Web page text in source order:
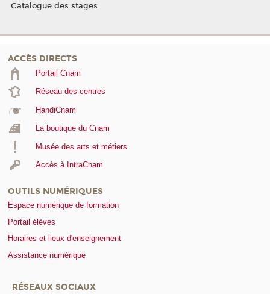
Catalogue des stages
ACCÈS DIRECTS
Portail Cnam
Réseau des centres
HandiCnam
La boutique du Cnam
Musée des arts et métiers
Accès à IntraCnam
OUTILS NUMÉRIQUES
Espace numérique de formation
Portail élèves
Horaires et lieux d'enseignement
Assistance numérique
RÉSEAUX SOCIAUX